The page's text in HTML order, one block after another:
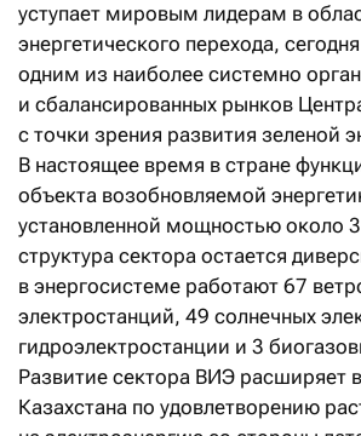
уступает мировым лидерам в
энергетического перехода,
одним из наиболее системно
и сбалансированных рынков
с точки зрения развития зеленой
В настоящее время в стране
объекта возобновляемой
установленной мощностью около
структура сектора остается
в энергосистеме работают 67
электростанций, 49 солнечных
гидроэлектростанции и 3
Развитие сектора ВИЭ расширяет
Казахстана по удовлетворению